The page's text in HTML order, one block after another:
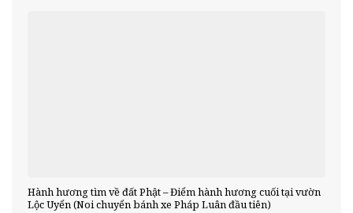
Hành hương tìm về đất Phật – Điểm hành hương cuối tại vườn
Lộc Uyển (Noi chuyển bánh xe Pháp Luân đầu tiên)